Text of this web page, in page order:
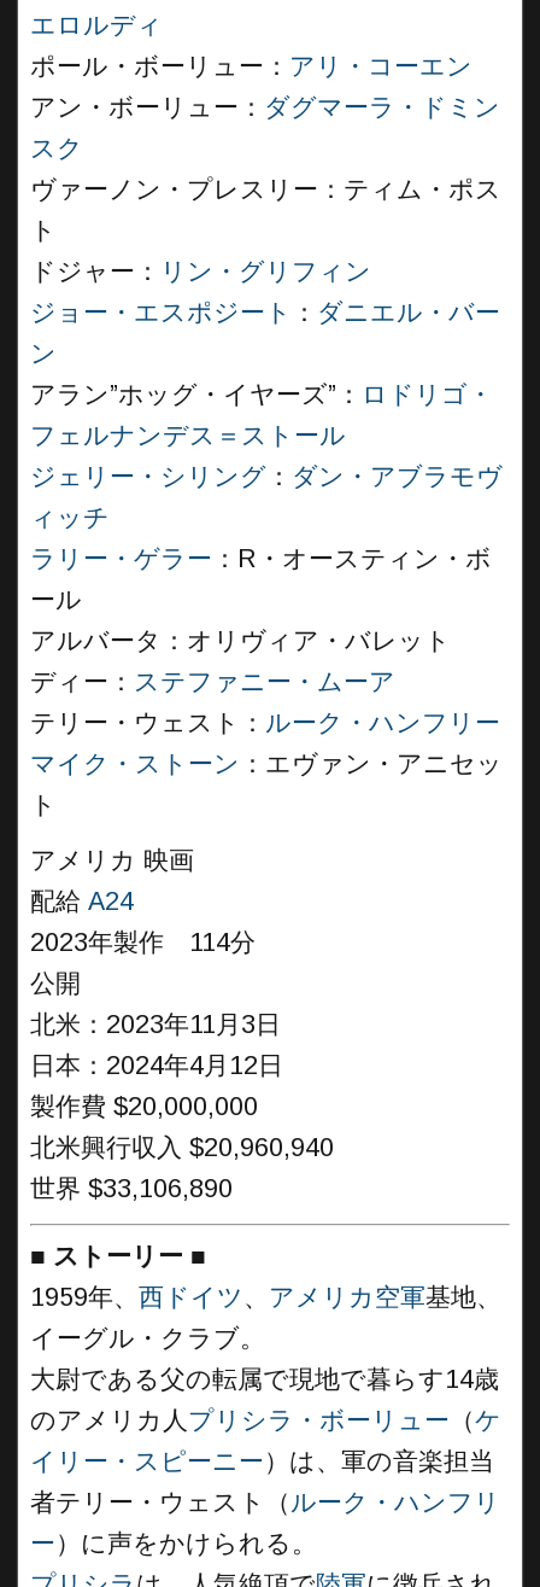
エロルディ
ポール・ボーリュー： アリ・コーエン
アン・ボーリュー： ダグマーラ・ドミン
スク
ヴァーノン・プレスリー：ティム・ポス
ト
ドジャー： リン・グリフィン
ジョー・エスポジート
： ダニエル・バー
ン
アラン”ホッグ・イヤーズ”： ロドリゴ・
フェルナンデス＝ストール
ジェリー・シリング ： ダン・アブラモヴ
ィッチ
ラリー・ゲラー ：R・オースティン・ボ
ール
アルバータ：オリヴィア・バレット
ディー： ステファニー・ムーア
テリー・ウェスト： ルーク・ハンフリー
マイク・ストーン ：エヴァン・アニセッ
ト
アメリカ 映画
配給 A24
2023年製作 114分
公開
北米：2023年11月3日
日本：2024年4月12日
製作費 $20,000,000
北米興行収入 $20,960,940
世界 $33,106,890
■ ストーリー ■
1959年、 西ドイツ 、 アメリカ空軍基地、
イーグル・クラブ。
大尉である父の転属で現地で暮らす14歳
のアメリカ人 プリシラ・ボーリュー （ケ
イリー・スピーニー）は、軍の音楽担当
者テリー・ウェスト（ ルーク・ハンフリ
ー）に声をかけられる。